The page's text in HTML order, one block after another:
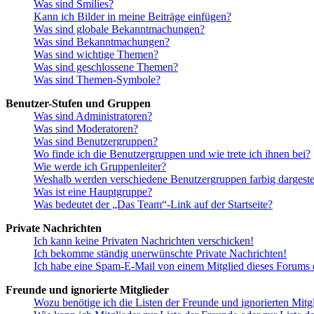
Was sind Smilies?
Kann ich Bilder in meine Beiträge einfügen?
Was sind globale Bekanntmachungen?
Was sind Bekanntmachungen?
Was sind wichtige Themen?
Was sind geschlossene Themen?
Was sind Themen-Symbole?
Benutzer-Stufen und Gruppen
Was sind Administratoren?
Was sind Moderatoren?
Was sind Benutzergruppen?
Wo finde ich die Benutzergruppen und wie trete ich ihnen bei?
Wie werde ich Gruppenleiter?
Weshalb werden verschiedene Benutzergruppen farbig
Was ist eine Hauptgruppe?
Was bedeutet der „Das Team“-Link auf der Startseite?
Private Nachrichten
Ich kann keine Privaten Nachrichten verschicken!
Ich bekomme ständig unerwünschte Private Nachrichten!
Ich habe eine Spam-E-Mail von einem Mitglied dieses Forums
Freunde und ignorierte Mitglieder
Wozu benötige ich die Listen der Freunde und ignorierten